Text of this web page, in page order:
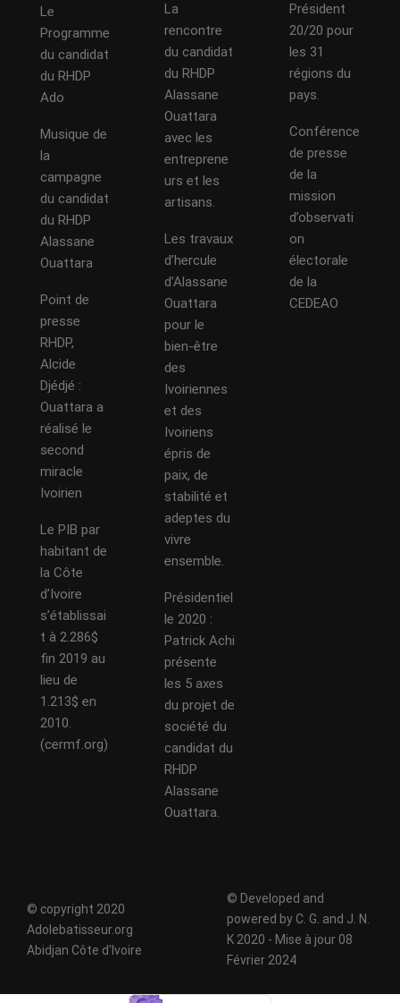
Le
Programme
du candidat
du RHDP
Ado
Musique de
la
campagne
du candidat
du RHDP
Alassane
Ouattara
Point de
presse
RHDP,
Alcide
Djédjé :
Ouattara a
réalisé le
second
miracle
Ivoirien
Le PIB par
habitant de
la Côte
d’Ivoire
s’établissai
t à 2.286$
fin 2019 au
lieu de
1.213$ en
2010.
(cermf.org)
La
rencontre
du candidat
du RHDP
Alassane
Ouattara
avec les
entreprene
urs et les
artisans.
Les travaux
d’hercule
d’Alassane
Ouattara
pour le
bien-être
des
Ivoiriennes
et des
Ivoiriens
épris de
paix, de
stabilité et
adeptes du
vivre
ensemble.
Présidentiel
le 2020 :
Patrick Achi
présente
les 5 axes
du projet de
société du
candidat du
RHDP
Alassane
Ouattara.
Président
20/20 pour
les 31
régions du
pays.
Conférence
de presse
de la
mission
d’observati
on
électorale
de la
CEDEAO
© copyright 2020
Adolebatisseur.org
Abidjan Côte d'Ivoire
© Developed and
powered by C. G. and J. N.
K 2020 - Mise à jour 08
Février 2024